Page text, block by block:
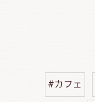
#カフェ